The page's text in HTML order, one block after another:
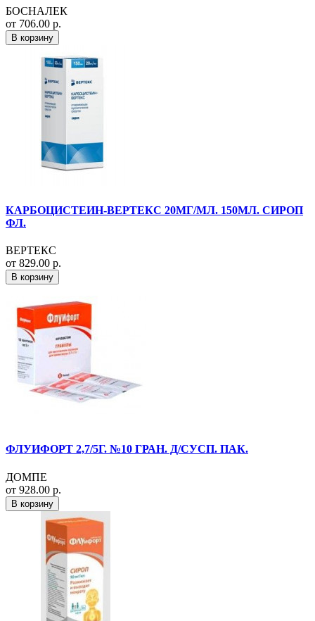
БОСНАЛЕК
от 706.00 р.
В корзину
КАРБОЦИСТЕИН-ВЕРТЕКС 20МГ/МЛ. 150МЛ. СИРОП
ФЛ.
ВЕРТЕКС
от 829.00 р.
В корзину
ФЛУИФОРТ 2,7/5Г. №10 ГРАН. Д/СУСП. ПАК.
ДОМПЕ
от 928.00 р.
В корзину